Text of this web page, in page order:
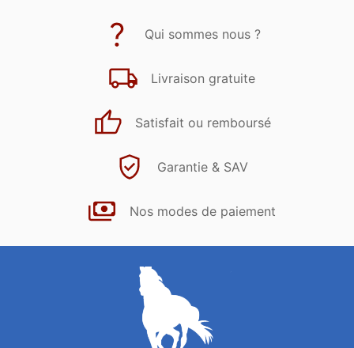
Qui sommes nous ?
Livraison gratuite
Satisfait ou remboursé
Garantie & SAV
Nos modes de paiement